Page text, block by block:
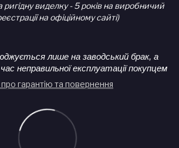
ригідну виделку - 5 років на виробничий
на офіційному сайті)
лише на заводський брак, а
неправильної експлуатації покупцем
гарантію та повернення